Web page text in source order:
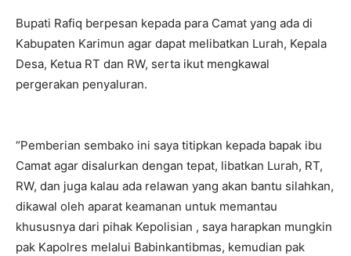
Bupati Rafiq berpesan kepada para Camat yang ada di
Kabupaten Karimun agar dapat melibatkan Lurah, Kepala
Desa, Ketua RT dan RW, serta ikut mengkawal
pergerakan penyaluran.
“Pemberian sembako ini saya titipkan kepada bapak ibu
Camat agar disalurkan dengan tepat, libatkan Lurah, RT,
RW, dan juga kalau ada relawan yang akan bantu silahkan,
dikawal oleh aparat keamanan untuk memantau
khususnya dari pihak Kepolisian , saya harapkan mungkin
pak Kapolres melalui Babinkantibmas, kemudian pak